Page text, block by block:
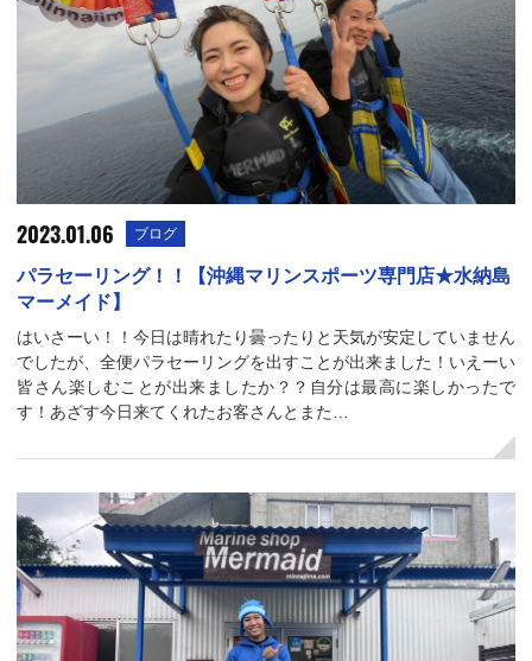
2023.01.06 ブログ
パラセーリング！！【沖縄マリンスポーツ専門店★水納島
マーメイド】
はいさーい！！今日は晴れたり曇ったりと天気が安定していません
でしたが、全便パラセーリングを出すことが出来ました！いえーい
皆さん楽しむことが出来ましたか？？自分は最高に楽しかったで
す！あざす今日来てくれたお客さんとまた…